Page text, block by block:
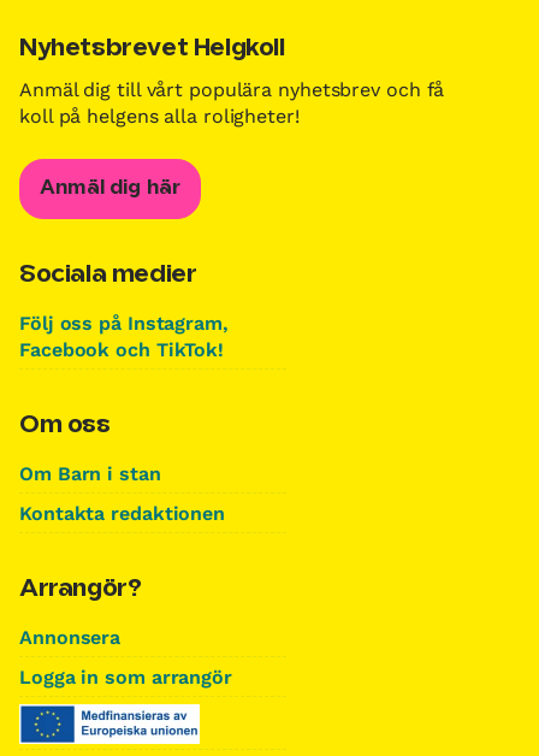
Nyhetsbrevet Helgkoll
Anmäl dig till vårt populära nyhetsbrev och få
koll på helgens alla roligheter!
Anmäl dig här
Sociala medier
Följ oss på Instagram,
Facebook och TikTok!
Om oss
Om Barn i stan
Kontakta redaktionen
Arrangör?
Annonsera
Logga in som arrangör